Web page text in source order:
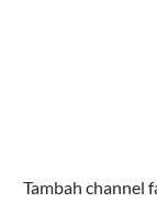
Bagikan
keluarga atau
One Bill
Tagihan
Tambah channel